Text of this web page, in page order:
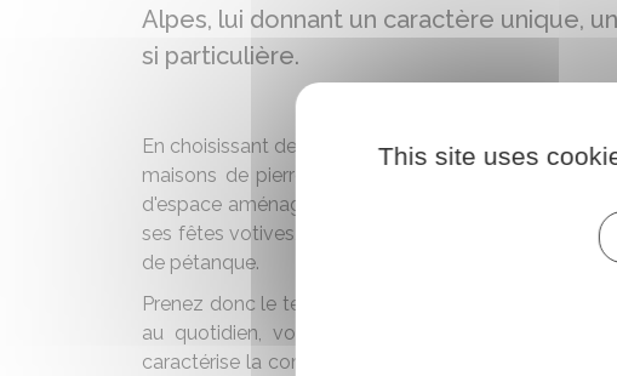
Alpes, lui donnant un caractère unique,
si particulière.
En choisissant de faire une halte dans ce village
maisons de pierres aux tuiles d'argile où il fait
d'espace aménagé au bord de l'Oule, ainsi que de
ses fêtes votives, ses marchés hebdomadaires,
de pétanque.
Prenez donc le temps de lever les yeux au ciel pour
au quotidien, volant au-dessus du village et du
caractérise la commune. Ces oiseaux vous invitent
This site uses